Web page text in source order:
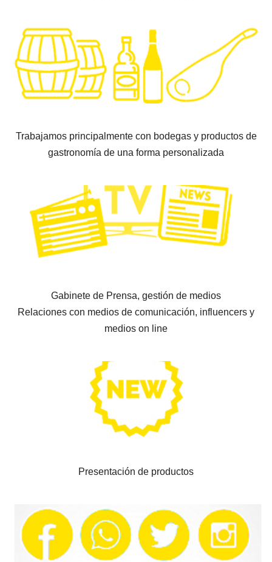
Trabajamos principalmente con bodegas y productos de
gastronomía de una forma personalizada
Gabinete de Prensa, gestión de medios
Relaciones con medios de comunicación, influencers y
medios on line
Presentación de productos